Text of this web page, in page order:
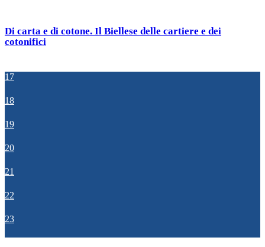
Di carta e di cotone. Il Biellese delle cartiere e dei
cotonifici
17
18
19
20
21
22
23